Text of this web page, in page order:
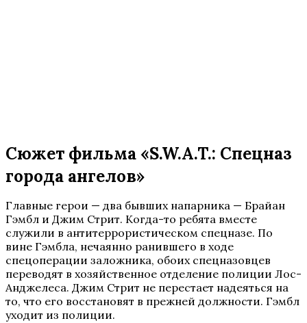
Сюжет фильма «S.W.A.T.: Спецназ
города ангелов»
Главные герои — два бывших напарника — Брайан
Гэмбл и Джим Стрит. Когда-то ребята вместе
служили в антитеррористическом спецназе. По
вине Гэмбла, нечаянно ранившего в ходе
спецоперации заложника, обоих спецназовцев
переводят в хозяйственное отделение полиции Лос-
Анджелеса. Джим Стрит не перестает надеяться на
то, что его восстановят в прежней должности. Гэмбл
уходит из полиции.